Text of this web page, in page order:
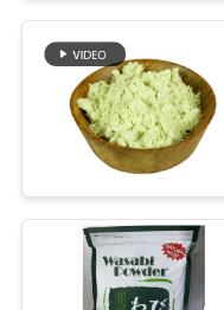
POLITYKA